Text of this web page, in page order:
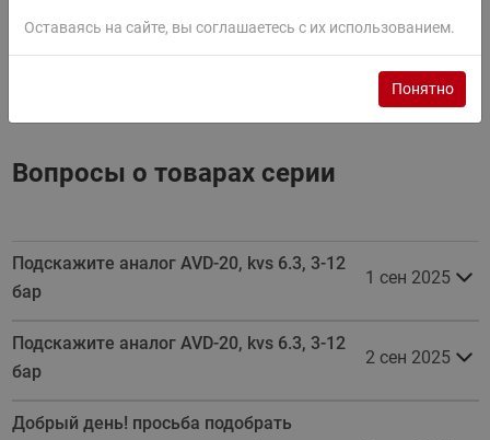
Вопросы о товарах серии
Подскажите аналог AVD-20, kvs 6.3, 3-12
бар
1 сен 2025
Подскажите аналог AVD-20, kvs 6.3, 3-12
бар
2 сен 2025
Добрый день! просьба подобрать
Оставаясь на сайте, вы соглашаетесь с их использованием.
Понятно